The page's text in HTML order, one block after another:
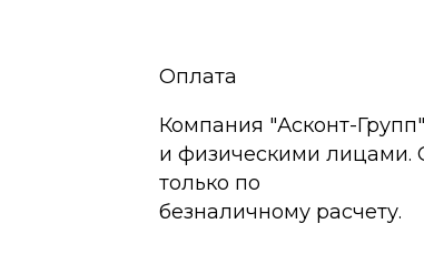
Оплата
Компания "Асконт-
и физическими лицами.
только по
безналичному расчету.